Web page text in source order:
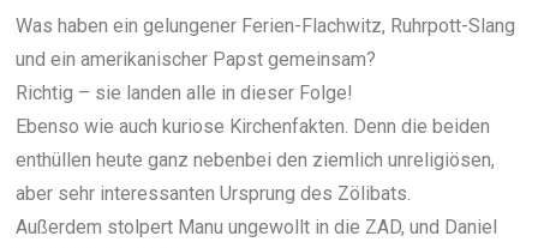
Was haben ein gelungener Ferien-Flachwitz, Ruhrpott-Slang
und ein amerikanischer Papst gemeinsam?
Richtig – sie landen alle in dieser Folge!
Ebenso wie auch kuriose Kirchenfakten. Denn die beiden
enthüllen heute ganz nebenbei den ziemlich unreligiösen,
aber sehr interessanten Ursprung des Zölibats.
Außerdem stolpert Manu ungewollt in die ZAD, und Daniel